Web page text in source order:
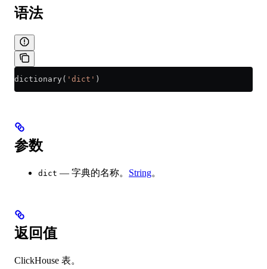
语法
dictionary( 'dict' )
参数
dict — 字典的名称。 String。
返回值
ClickHouse 表。